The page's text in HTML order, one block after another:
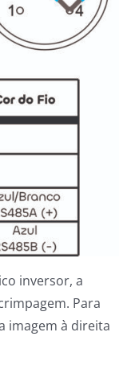
inversor, a
Para
imagem à direita